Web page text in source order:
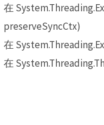
在
preserveSyncCtx)
在
在